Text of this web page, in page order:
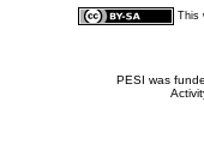
This
PESI was